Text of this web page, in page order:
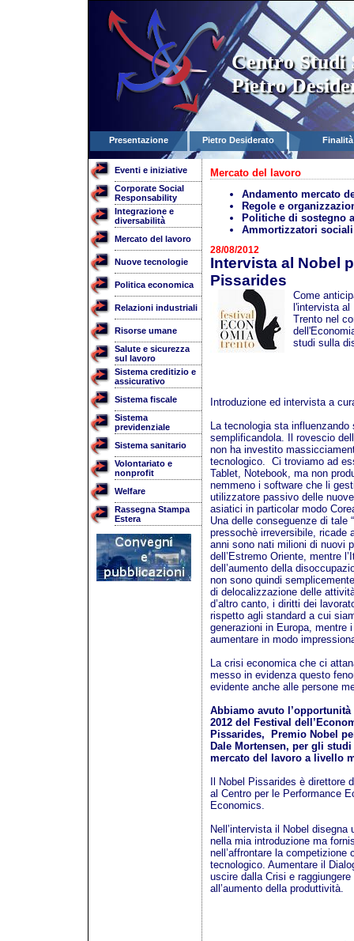
Centro Studi
Pietro
Presentazione Pietro Desiderato Finalità
Eventi e iniziative
Corporate Social
Responsability
Integrazione e
diversabilità
Mercato del lavoro
Nuove tecnologie
Politica economica
Relazioni industriali
Risorse umane
Salute e sicurezza
sul lavoro
Sistema creditizio e
assicurativo
Sistema fiscale
Sistema
previdenziale
Sistema sanitario
Volontariato e
nonprofit
Welfare
Rassegna Stampa
Estera
Mercato del lavoro
Andamento mercato
Regole e
Politiche di sostegno
Ammortizzatori sociali
28/08/2012
Intervista al Nobel
Pissarides
Come
l'intervista
Trento nel
studi sulla
Introduzione ed intervista a
La tecnologia sta
semplificandola. Il rovescio
non ha investito
tecnologico. Ci troviamo ad
Tablet, Notebook, ma non
nemmeno i software che li
utilizzatore passivo delle
asiatici in particolar modo
Una delle conseguenze di tale
pressochè irreversibile, ricade
anni sono nati milioni di nuovi
dell’Estremo Oriente, mentre
dell’aumento della
non sono quindi
di delocalizzazione delle
d’altro canto, i diritti dei
rispetto agli standard a cui
generazioni in Europa, mentre
aumentare in modo
La crisi economica che ci
messo in evidenza questo
evidente anche alle persone
Abbiamo avuto
2012 del Festival
Pissarides, Premio Nobel
Dale Mortensen, per gli
mercato del lavoro a livello
Il Nobel Pissarides è direttore
al Centro per le Performance
Economics.
Nell’intervista il Nobel
nella mia introduzione ma
nell’affrontare la
tecnologico. Aumentare il
uscire dalla Crisi e raggiungere
all’aumento della produttività.